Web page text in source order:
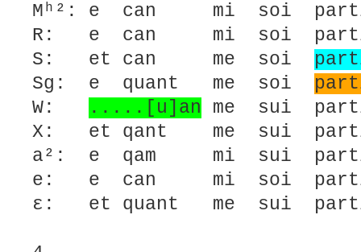
Mʰ²: e can mi soi
R: e can mi soi
S: et can me soi
Sg: e quant me soi
W:
.....[u]an me sui
X: et qant me sui
a²: e qam mi sui
e: e can mi soi
ε: et quant me sui